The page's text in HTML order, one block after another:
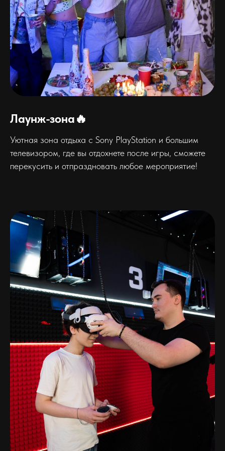
Лаунж-зона🔥
Уютная зона отдыха с Sony PlayStation и большим
телевизором, где вы отдохнете после игры, сможете
перекусить и отпраздновать любое мероприятие!